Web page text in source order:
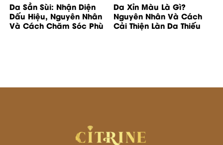
Da Sần Sùi: Nhận Diện
Dấu Hiệu, Nguyên Nhân
Và Cách Chăm Sóc Phù
Da Xỉn Màu Là Gì?
Nguyên Nhân Và Cách
Cải Thiện Làn Da Thiếu